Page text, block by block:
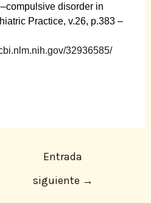
disorder in
Practice, v.26, p.383 –
32936585/
Entrada
siguiente →